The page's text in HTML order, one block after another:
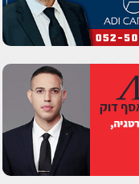
שני אלגרבלי – משרד
עורכי דין
פלילי עורכי דין לענייני
אסירים תעבורה
0507120031
עו"ד רונן בנדל
משפט פלילי פשיעה
חמורה